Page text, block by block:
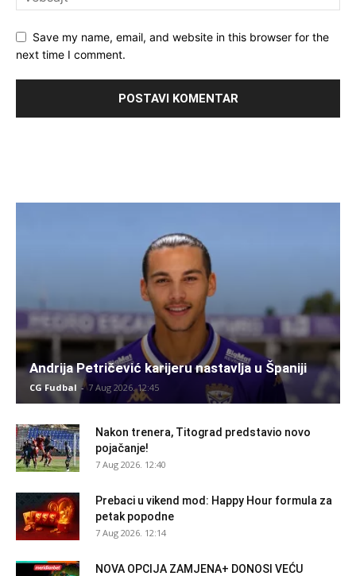
Save my name, email, and website in this browser for the
next time I comment.
Andrija Petričević karijeru nastavlja u Španiji
CG Fudbal - 7 Aug 2026. 12:45
Nakon trenera, Titograd predstavio novo
pojačanje!
7 Aug 2026. 12:40
Prebaci u vikend mod: Happy Hour formula za
petak popodne
7 Aug 2026. 12:14
NOVA OPCIJA ZAMJENA+ DONOSI VEĆU